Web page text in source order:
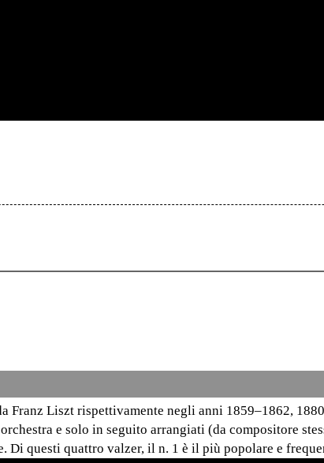
Franz Liszt rispettivamente negli anni 1859–1862,
e solo in seguito arrangiati (da compositore
questi quattro valzer, il n. 1 è il più popolare e